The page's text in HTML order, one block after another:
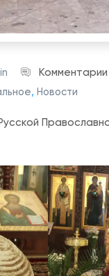
Комментарии
, Новости